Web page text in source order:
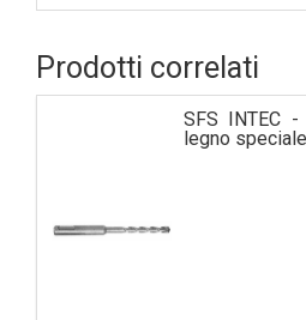
Prodotti correlati
SFS INTEC
legno speciale